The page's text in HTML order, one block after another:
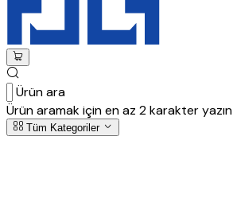
Ürün ara
Ürün aramak için en az 2 karakter yazın
Tüm Kategoriler